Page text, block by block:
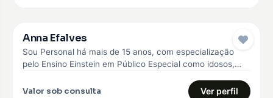
Anna Efalves
Sou Personal há mais de 15 anos, com especialização
pelo Ensino Einstein em Público Especial como idosos,
Valor sob consulta Ver perfil